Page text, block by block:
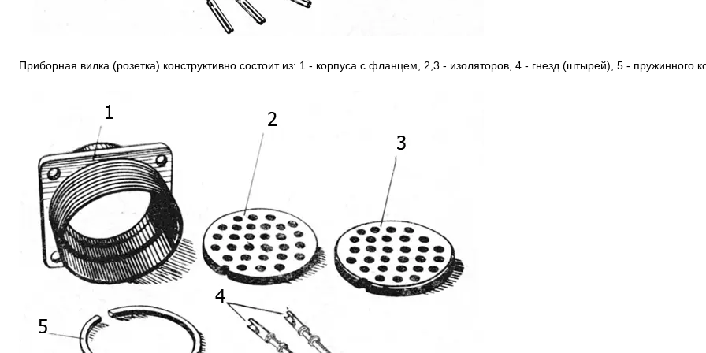
Приборная вилка (розетка) конструктивно состоит из: 1 - корпуса c фланцем, 2,3 - изоляторов, 4 - гнезд (штырей), 5 - пружинного